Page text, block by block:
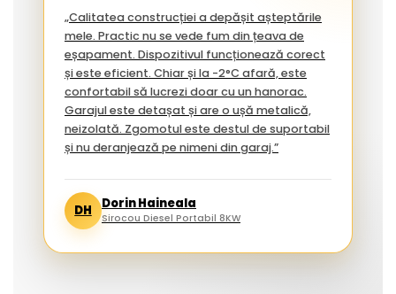
„Calitatea construcției a depășit așteptările
mele. Practic nu se vede fum din țeava de
eșapament. Dispozitivul funcționează corect
și este eficient. Chiar și la -2°C afară, este
confortabil să lucrezi doar cu un hanorac.
Garajul este detașat și are o ușă metalică,
neizolată. Zgomotul este destul de suportabil
și nu deranjează pe nimeni din garaj.”
DH Dorin Haineala
Sirocou Diesel Portabil 8KW